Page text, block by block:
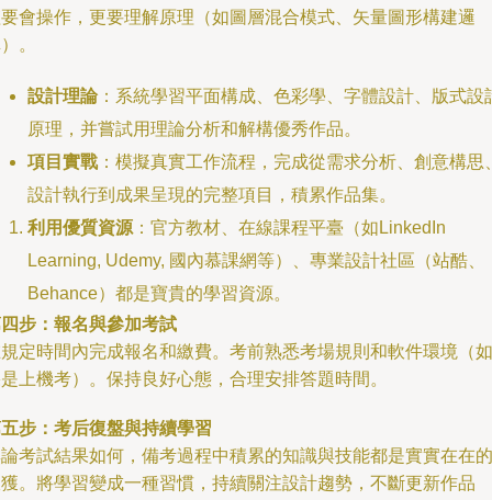
會操作，更要理解原理（如圖層混合模式、矢量圖形構建邏
。
設計理論：系統學習平面構成、色彩學、字體設計、版式設
原理，并嘗試用理論分析和解構優秀作品。
項目實戰 ：模擬真實工作流程，完成從需求分析、創意構思
設計執行到成果呈現的完整項目，積累作品集。
利用優質資源 ：官方教材、在線課程平臺（如LinkedIn
Learning, Udemy, 國內慕課網等）、專業設計社區（站酷、
Behance）都是寶貴的學習資源。
步：報名與參加考試
定時間內完成報名和繳費。考前熟悉考場規則和軟件環境（如
上機考）。保持良好心態，合理安排答題時間。
步：考后復盤與持續學習
考試結果如何，備考過程中積累的知識與技能都是實實在在的
。將學習變成一種習慣，持續關注設計趨勢，不斷更新作品